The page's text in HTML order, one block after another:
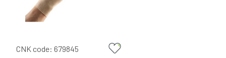
CNK code: 679845